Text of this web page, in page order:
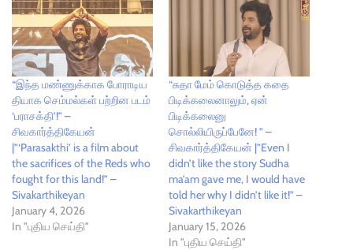
“இந்த மண்ணுக்காக போராடிய
தியாக செம்மல்கள் பற்றின படம்
‘பராசக்தி’!” –
சிவகார்த்திகேயன்
|”‘Parasakthi’ is a film about
the sacrifices of the Reds who
fought for this land!” –
Sivakarthikeyan
January 4, 2026
In "புதிய செய்தி"
“சுதா மேம் கொடுத்த கதை
பிடிக்கலைனாலும், ஏன்
பிடிக்கலைனு
சொல்லியிருப்பேனே! ” –
சிவகார்த்திகேயன் |”Even I
didn’t like the story Sudha
ma’am gave me, I would have
told her why I didn’t like it!” –
Sivakarthikeyan
January 15, 2026
In "புதிய செய்தி"